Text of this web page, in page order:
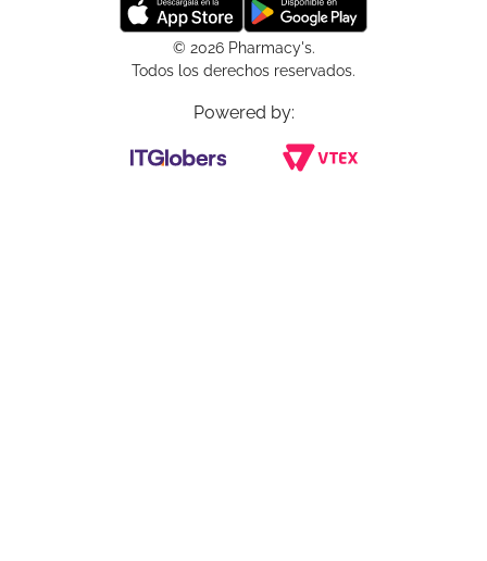
© 2026 Pharmacy's.
Todos los derechos reservados.
Powered by: